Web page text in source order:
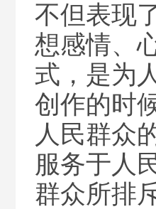
不但表现
想感情、
式，是为
创作的时
人民群众
服务于人
群众所排